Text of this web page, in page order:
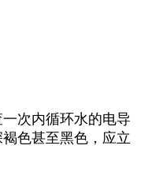
次内循环水的电导
色甚至黑色，应立